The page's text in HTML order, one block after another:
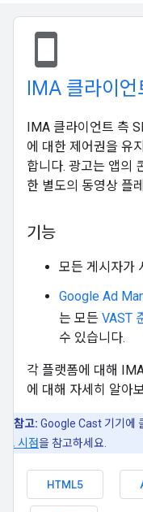
stay_current_portrait
IMA 클라이언
IMA 클라이언트 측
에 대한 제어권을 유
합니다. 광고는 앱의
한 별도의 동영상 플
기능
모든 게시자가
Google Ad
는 모든 VAST
수 있습니다.
각 플랫폼에 대해
에 대해 자세히 알아
참고: Google Cast 기기에
고 시점을 참고하세요.
HTML5